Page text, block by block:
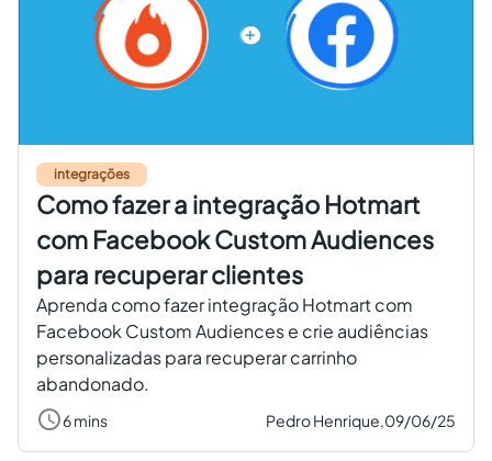
integrações
Como fazer a integração Hotmart
com Facebook Custom Audiences
para recuperar clientes
Aprenda como fazer integração Hotmart com
Facebook Custom Audiences e crie audiências
personalizadas para recuperar carrinho
abandonado.
6 mins Pedro Henrique,09/06/25